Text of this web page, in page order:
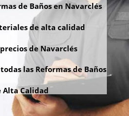
de Baños en Navarclés
de alta calidad
de Navarclés
las Reformas de Baños
Alta Calidad